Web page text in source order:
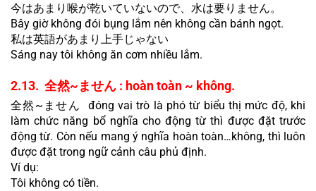
今はあまり喉が乾いていないので、水は要りません。
Bây giờ không đói bụng lắm nên không cần bánh ngọt.
私は英語があまり上手じゃない
Sáng nay tôi không ăn cơm nhiều lắm.
2.13.  全然~ません : hoàn toàn ~ không.
全然~ません  đóng vai trò là phó từ biểu thị mức độ, khi
làm chức năng bổ nghĩa cho động từ thì được đặt trước
động từ. Còn nếu mang ý nghĩa hoàn toàn…không, thì luôn
được đặt trong ngữ cảnh câu phủ định.
Ví dụ:
Tôi không có tiền.